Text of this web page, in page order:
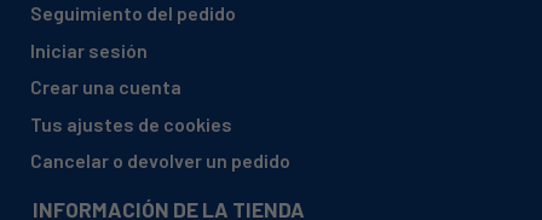
HAIER, 37001497 H3F285WEH1
Seguimiento del pedido
Iniciar sesión
Crear una cuenta
Tus ajustes de cookies
Cancelar o devolver un pedido
INFORMACIÓN DE LA TIENDA